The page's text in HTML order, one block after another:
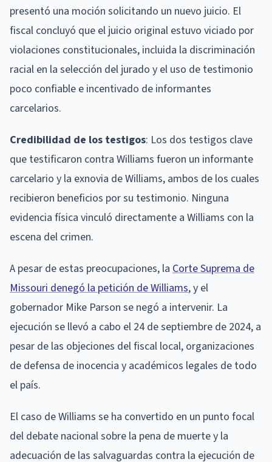
presentó una moción solicitando un nuevo juicio. El
fiscal concluyó que el juicio original estuvo viciado por
violaciones constitucionales, incluida la discriminación
racial en la selección del jurado y el uso de testimonio
poco confiable e incentivado de informantes
carcelarios.
Credibilidad de los testigos: Los dos testigos clave
que testificaron contra Williams fueron un informante
carcelario y la exnovia de Williams, ambos de los cuales
recibieron beneficios por su testimonio. Ninguna
evidencia física vinculó directamente a Williams con la
escena del crimen.
A pesar de estas preocupaciones, la Corte Suprema de
Missouri denegó la petición de Williams, y el
gobernador Mike Parson se negó a intervenir. La
ejecución se llevó a cabo el 24 de septiembre de 2024, a
pesar de las objeciones del fiscal local, organizaciones
de defensa de inocencia y académicos legales de todo
el país.
El caso de Williams se ha convertido en un punto focal
del debate nacional sobre la pena de muerte y la
adecuación de las salvaguardas contra la ejecución de